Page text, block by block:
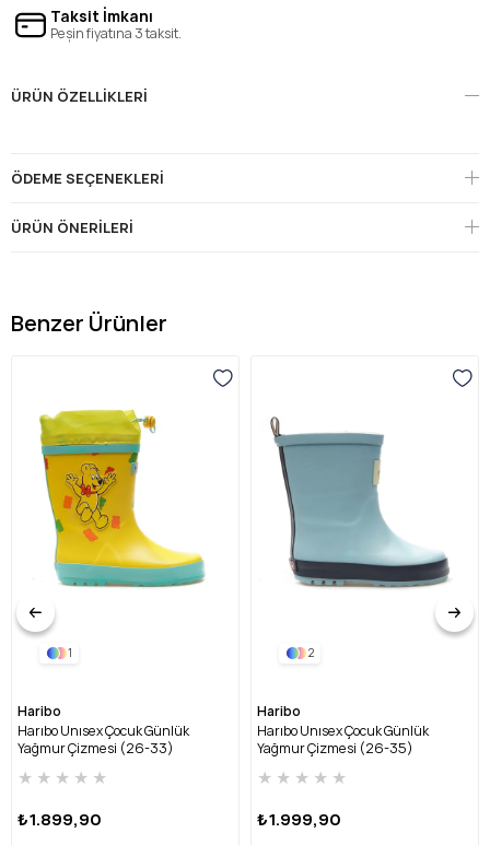
Taksit İmkanı
Peşin fiyatına 3 taksit.
ÜRÜN ÖZELLIKLERI
ÖDEME SEÇENEKLERI
ÜRÜN ÖNERILERI
Benzer Ürünler
1
Haribo
Harıbo Unısex Çocuk Günlük
Yağmur Çizmesi (26-33)
★ ★ ★ ★ ★
₺1.899,90
2
Haribo
Harıbo Unısex Çocuk Günlük
Yağmur Çizmesi (26-35)
★ ★ ★ ★ ★
₺1.999,90